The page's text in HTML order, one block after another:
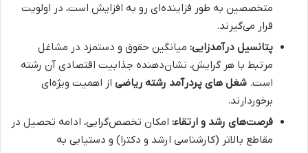
متخصصین به طور فزاینده‌ای رو به افزایش است، در اولویت
قرار می‌گیرند.
پتانسیل درآمدزایی: میانگین حقوق و دستمزد در مشاغل
مرتبط با هر گرایش، نشان‌دهنده جذابیت اقتصادی آن رشته
است. شغل های پردرآمد رشته ریاضی از اهمیت ویژه‌ای
برخوردارند.
فرصت‌های رشد و ارتقاء: امکان تخصص‌گرایی، ادامه تحصیل در
مقاطع بالاتر (کارشناسی ارشد و دکترا) و دستیابی به